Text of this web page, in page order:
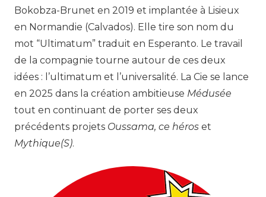
Bokobza-Brunet en 2019 et implantée à Lisieux
en Normandie (Calvados). Elle tire son nom du
mot “Ultimatum” traduit en Esperanto. Le travail
de la compagnie tourne autour de ces deux
idées : l’ultimatum et l’universalité. La Cie se lance
en 2025 dans la création ambitieuse Médusée
tout en continuant de porter ses deux
précédents projets Oussama, ce héros et
Mythique(S).